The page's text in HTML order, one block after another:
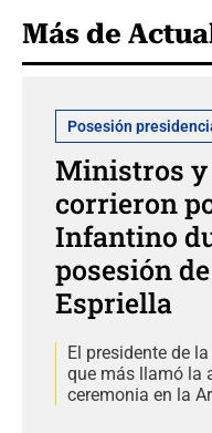
Más de
Posesión
Ministros y
corrieron
Infantino
posesión
Espriella
El presidente de
que más llamó la
ceremonia en la